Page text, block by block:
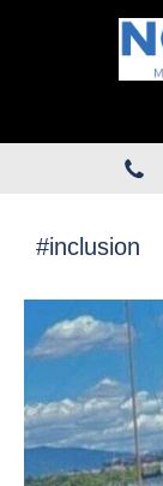
#inclusion